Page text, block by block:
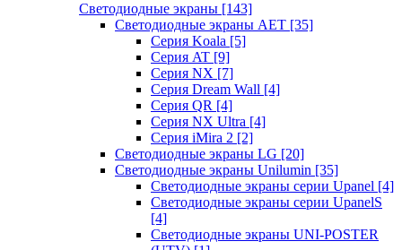
Светодиодные экраны [143]
Светодиодные экраны AET [35]
Cерия Koala [5]
Серия AT [9]
Серия NX [7]
Серия Dream Wall [4]
Серия QR [4]
Серия NX Ultra [4]
Серия iMira 2 [2]
Светодиодные экраны LG [20]
Светодиодные экраны Unilumin [35]
Светодиодные экраны серии Upanel [4]
Светодиодные экраны серии UpanelS
[4]
Светодиодные экраны UNI-POSTER